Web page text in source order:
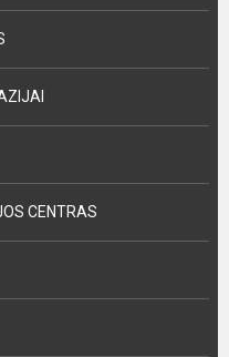
CENTRAS